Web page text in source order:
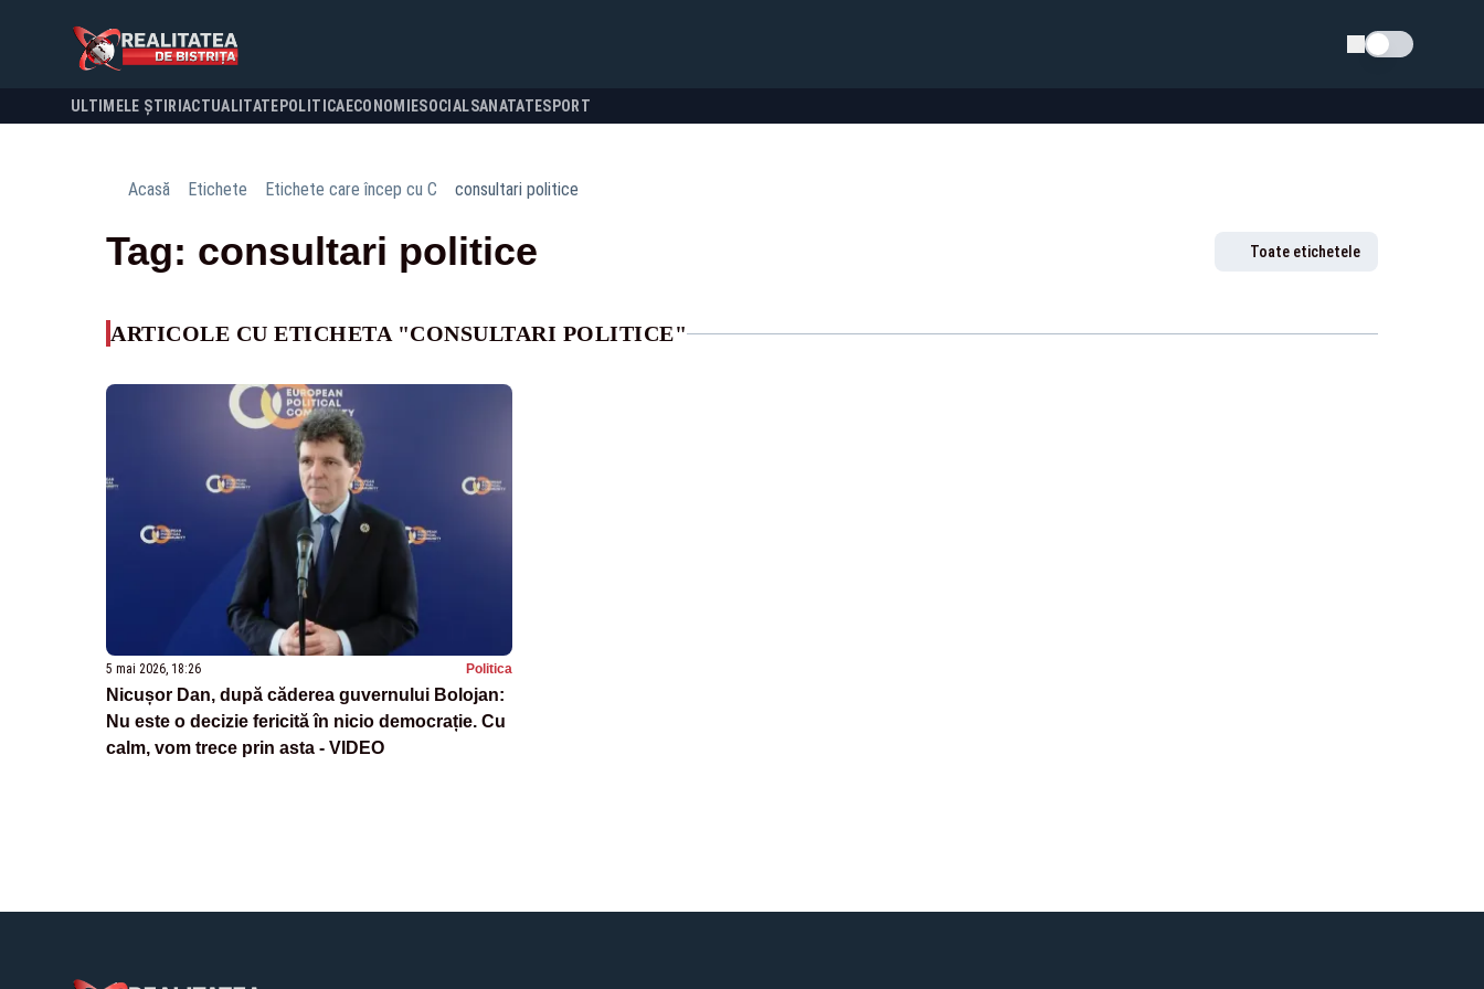
Schimba tema
ULTIMELE ȘTIRI ACTUALITATE POLITICA ECONOMIESOCIALSANATATESPORT
Acasă Etichete Etichete care încep cu C consultari politice
Tag: consultari politice Toate etichetele
ARTICOLE CU ETICHETA "CONSULTARI POLITICE"
5 mai 2026, 18:26 Politica
Nicușor Dan, după căderea guvernului Bolojan:
Nu este o decizie fericită în nicio democrație. Cu
calm, vom trece prin asta - VIDEO